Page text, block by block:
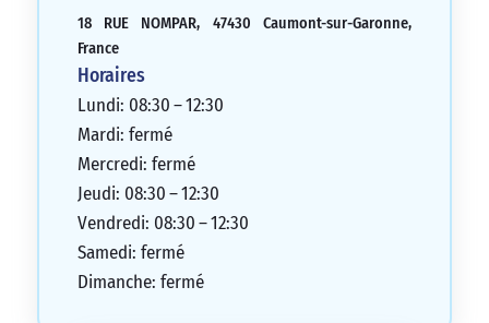
18 RUE NOMPAR, 47430 Caumont-sur-Garonne,
France
Horaires
Lundi: 08:30 – 12:30
Mardi: fermé
Mercredi: fermé
Jeudi: 08:30 – 12:30
Vendredi: 08:30 – 12:30
Samedi: fermé
Dimanche: fermé